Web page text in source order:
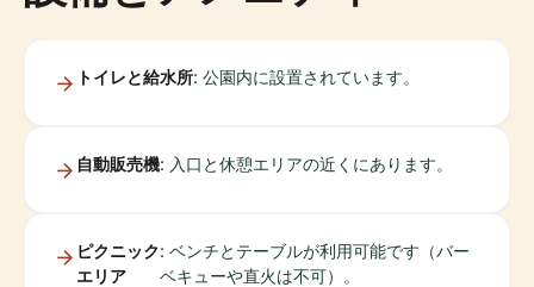
トイレと給水所: 公園内に設置されています。
自動販売機: 入口と休憩エリアの近くにあります。
ピクニック
エリア
: ベンチとテーブルが利用可能です（バー
ベキューや直火は不可）。